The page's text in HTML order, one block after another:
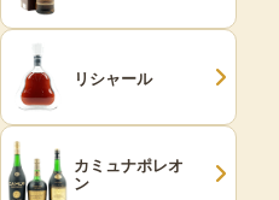
リシャール
カミュナポレオ
ン